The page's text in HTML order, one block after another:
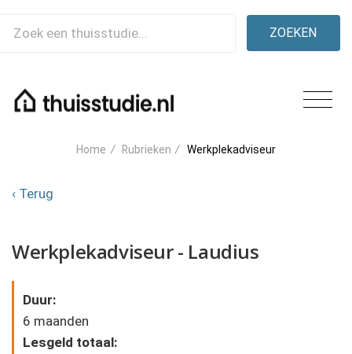
ZOEKEN
Home / Rubrieken / Werkplekadviseur
‹ Terug
Werkplekadviseur - Laudius
Duur:
6 maanden
Lesgeld totaal: